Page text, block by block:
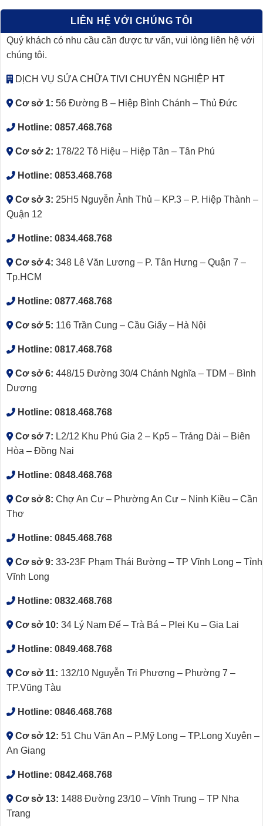
LIÊN HỆ VỚI CHÚNG TÔI
Quý khách có nhu cầu cần được tư vấn, vui lòng liên hệ với
chúng tôi.
DỊCH VỤ SỬA CHỮA TIVI CHUYÊN NGHIỆP HT
Cơ sở 1: 56 Đường B – Hiệp Bình Chánh – Thủ Đức
Hotline: 0857.468.768
Cơ sở 2: 178/22 Tô Hiệu – Hiệp Tân – Tân Phú
Hotline: 0853.468.768
Cơ sở 3: 25H5 Nguyễn Ảnh Thủ – KP.3 – P. Hiệp Thành –
Quận 12
Hotline: 0834.468.768
Cơ sở 4: 348 Lê Văn Lương – P. Tân Hưng – Quận 7 –
Tp.HCM
Hotline: 0877.468.768
Cơ sở 5: 116 Trần Cung – Cầu Giấy – Hà Nội
Hotline: 0817.468.768
Cơ sở 6: 448/15 Đường 30/4 Chánh Nghĩa – TDM – Bình
Dương
Hotline: 0818.468.768
Cơ sở 7: L2/12 Khu Phú Gia 2 – Kp5 – Trảng Dài – Biên
Hòa – Đồng Nai
Hotline: 0848.468.768
Cơ sở 8: Chợ An Cư – Phường An Cư – Ninh Kiều – Cần
Thơ
Hotline: 0845.468.768
Cơ sở 9: 33-23F Phạm Thái Bường – TP Vĩnh Long – Tỉnh
Vĩnh Long
Hotline: 0832.468.768
Cơ sở 10: 34 Lý Nam Đế – Trà Bá – Plei Ku – Gia Lai
Hotline: 0849.468.768
Cơ sở 11: 132/10 Nguyễn Tri Phương – Phường 7 –
TP.Vũng Tàu
Hotline: 0846.468.768
Cơ sở 12: 51 Chu Văn An – P.Mỹ Long – TP.Long Xuyên –
An Giang
Hotline: 0842.468.768
Cơ sở 13: 1488 Đường 23/10 – Vĩnh Trung – TP Nha
Trang